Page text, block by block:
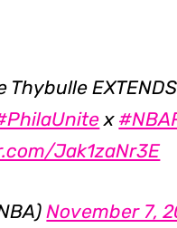
Thybulle
x
Jak1zaNr3E
November 7,